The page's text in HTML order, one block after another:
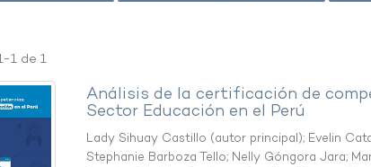
1 de 1
Análisis de la certificación de
Sector Educación en el Perú
Lady Sihuay Castillo (autor principal); Evelin
Stephanie Barboza Tello; Nelly Góngora Jara;